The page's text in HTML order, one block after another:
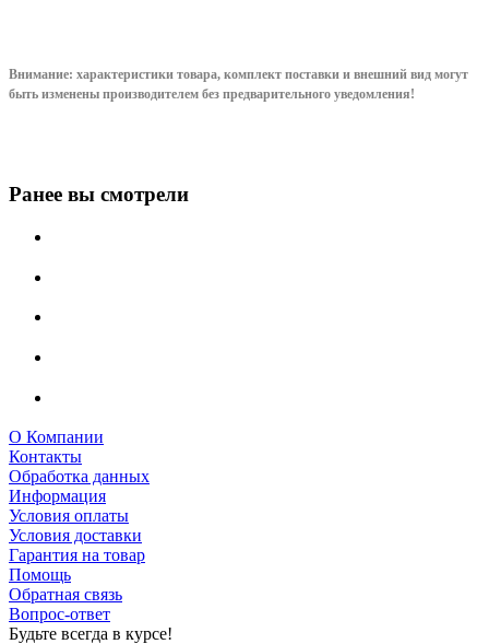
Внимание: характеристики товара, комплект поставки и внешний вид могут
быть изменены производителем без предварительного уведомления!
Ранее вы смотрели
О Компании
Контакты
Обработка данных
Информация
Условия оплаты
Условия доставки
Гарантия на товар
Помощь
Обратная связь
Вопрос-ответ
Будьте всегда в курсе!